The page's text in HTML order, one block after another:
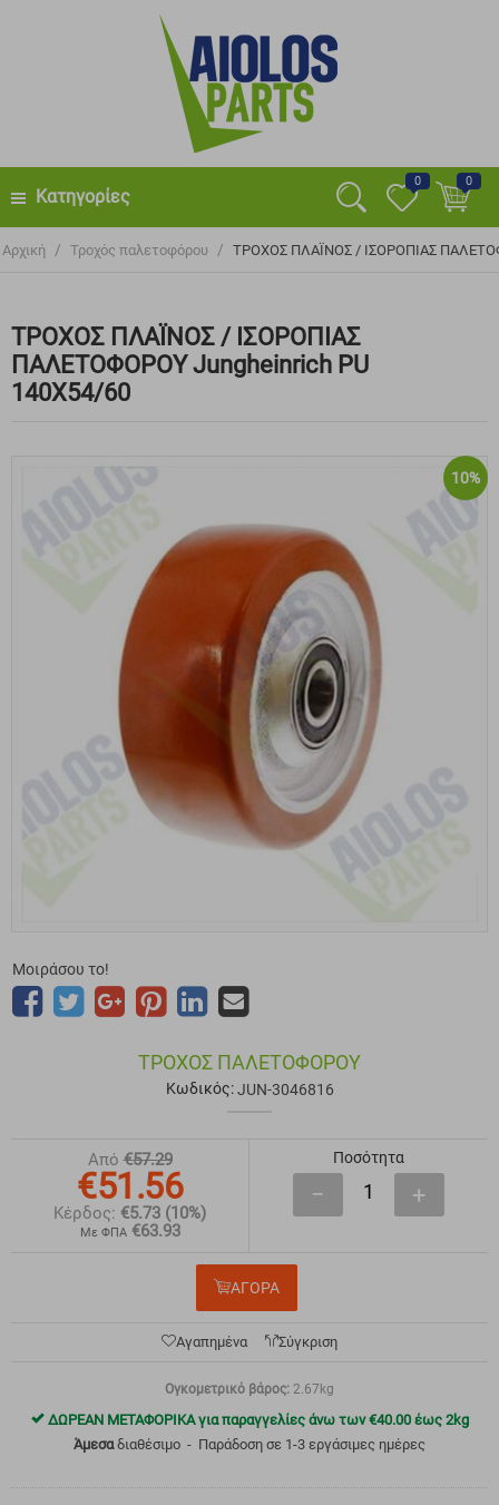
Κατηγορίες
0 0
Αρχική / Τροχός παλετοφόρου / ΤΡΟΧΟΣ ΠΛΑΪΝΟΣ / ΙΣΟΡΟΠΙΑΣ
ΤΡΟΧΟΣ ΠΛΑΪΝΟΣ / ΙΣΟΡΟΠΙΑΣ
ΠΑΛΕΤΟΦΟΡΟΥ Jungheinrich PU
140X54/60
10%
Μοιράσου το!
ΤΡΟΧΌΣ ΠΑΛΕΤΟΦΌΡΟΥ
Κωδικός: JUN-3046816
Από €57.29
€51.56
Κέρδος: €5.73 (10%)
Με ΦΠΑ €63.93
Ποσότητα
+
−
ΑΓΟΡΑ
Αγαπημένα Σύγκριση
Ογκομετρικό βάρος: 2.67kg
ΔΩΡΕΑΝ ΜΕΤΑΦΟΡΙΚΑ για παραγγελίες άνω των€40.00έως 2kg
Άμεσαδιαθέσιμο Παράδοση σε 1-3 εργάσιμες ημέρες